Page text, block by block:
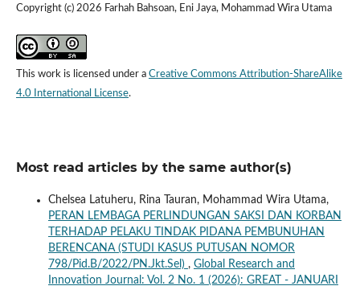
Copyright (c) 2026 Farhah Bahsoan, Eni Jaya, Mohammad Wira Utama
This work is licensed under a Creative Commons Attribution-ShareAlike
4.0 International License.
Most read articles by the same author(s)
Chelsea Latuheru, Rina Tauran, Mohammad Wira Utama,
PERAN LEMBAGA PERLINDUNGAN SAKSI DAN KORBAN
TERHADAP PELAKU TINDAK PIDANA PEMBUNUHAN
BERENCANA (STUDI KASUS PUTUSAN NOMOR
798/Pid.B/2022/PN.Jkt.Sel) , Global Research and
Innovation Journal: Vol. 2 No. 1 (2026): GREAT - JANUARI